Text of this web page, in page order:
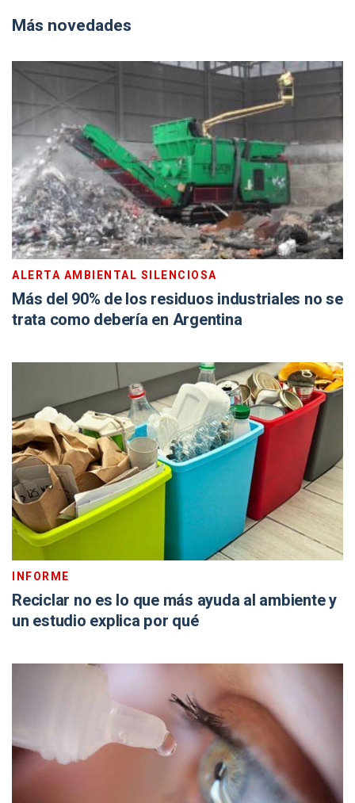
Más novedades
ALERTA AMBIENTAL SILENCIOSA
Más del 90% de los residuos industriales no se
trata como debería en Argentina
INFORME
Reciclar no es lo que más ayuda al ambiente y
un estudio explica por qué